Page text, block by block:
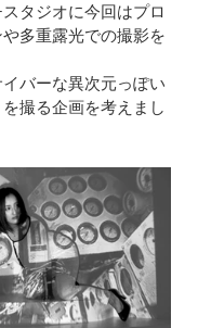
タジオに今回はプロ
多重露光での撮影を
バーな異次元っぽい
撮る企画を考えまし